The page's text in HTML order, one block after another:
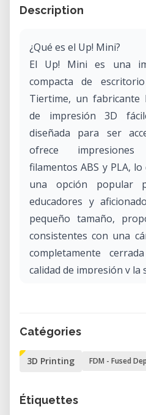
Description
¿Qué es el Up! Mini?
El Up! Mini es una
compacta de
Tiertime, un fabricante
de impresión 3D
diseñada para ser
ofrece
filamentos ABS y PLA,
una opción popular
educadores y
pequeño tamaño,
consistentes con una
completamente
calidad de impresión y la
ofrece una excelente
cualquiera que desee
con un presupuesto
Catégories
3D Printing FDM - Fused
Étiquettes